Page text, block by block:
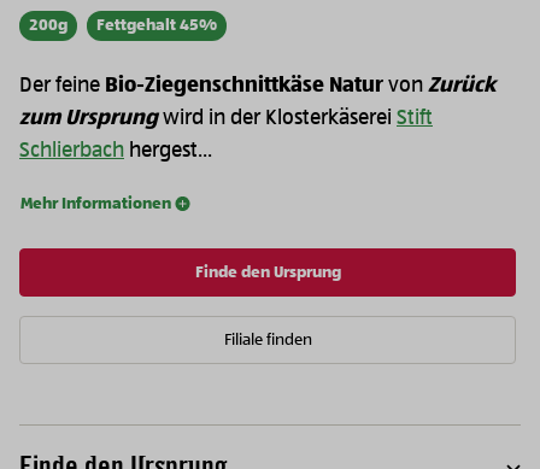
200g Fettgehalt 45%
Der feine Bio-Ziegenschnittkäse Natur von Zurück
zum Ursprungwird in der Klosterkäserei Stift
Schlierbach hergest...
Mehr Informationen
Finde den Ursprung
Filiale finden